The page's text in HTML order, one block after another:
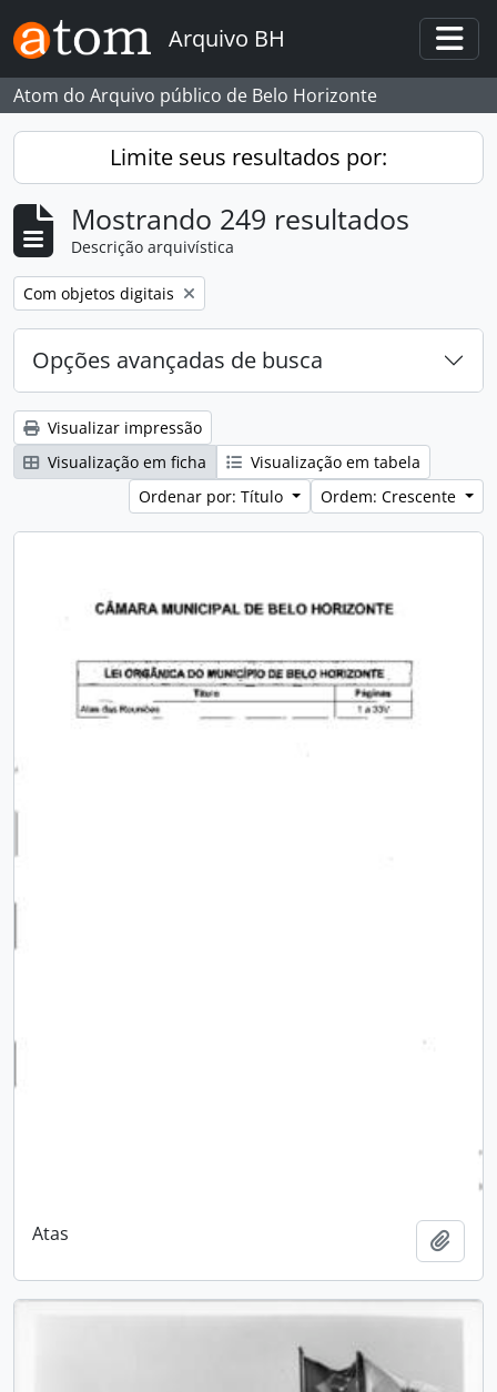
Skip to main content
Arquivo BH
Atom do Arquivo público de Belo Horizonte
Limite seus resultados por:
Mostrando 249 resultados
Descrição arquivística
Remover filtro:
Com objetos digitais
Opções avançadas de busca
Visualizar impressão
Visualização em ficha
Visualização em tabela
Ordenar por: Título
Ordem: Crescente
Atas